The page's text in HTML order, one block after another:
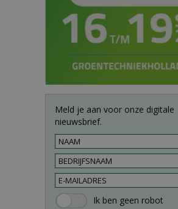
Meld je aan voor onze digitale
nieuwsbrief.